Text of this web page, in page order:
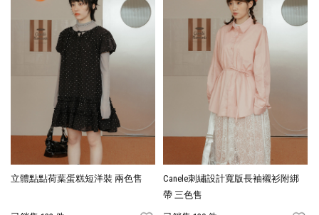
立體點點荷葉蛋糕短洋裝 兩色售
Canele刺繡設計寬版長袖襯衫附綁
帶 三色售